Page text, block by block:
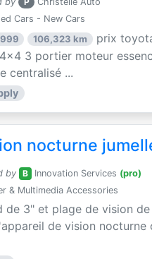
Cars - New Cars
106,323 km
prix
3 portier moteur
centralisé ...
nocturne
by B Innovation Services (pro)
& Multimedia Accessories
de 3" et plage de vision
de vision nocturne